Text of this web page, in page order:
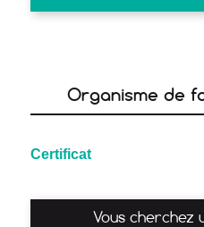
Organisme de
Certificat
Vous cherchez